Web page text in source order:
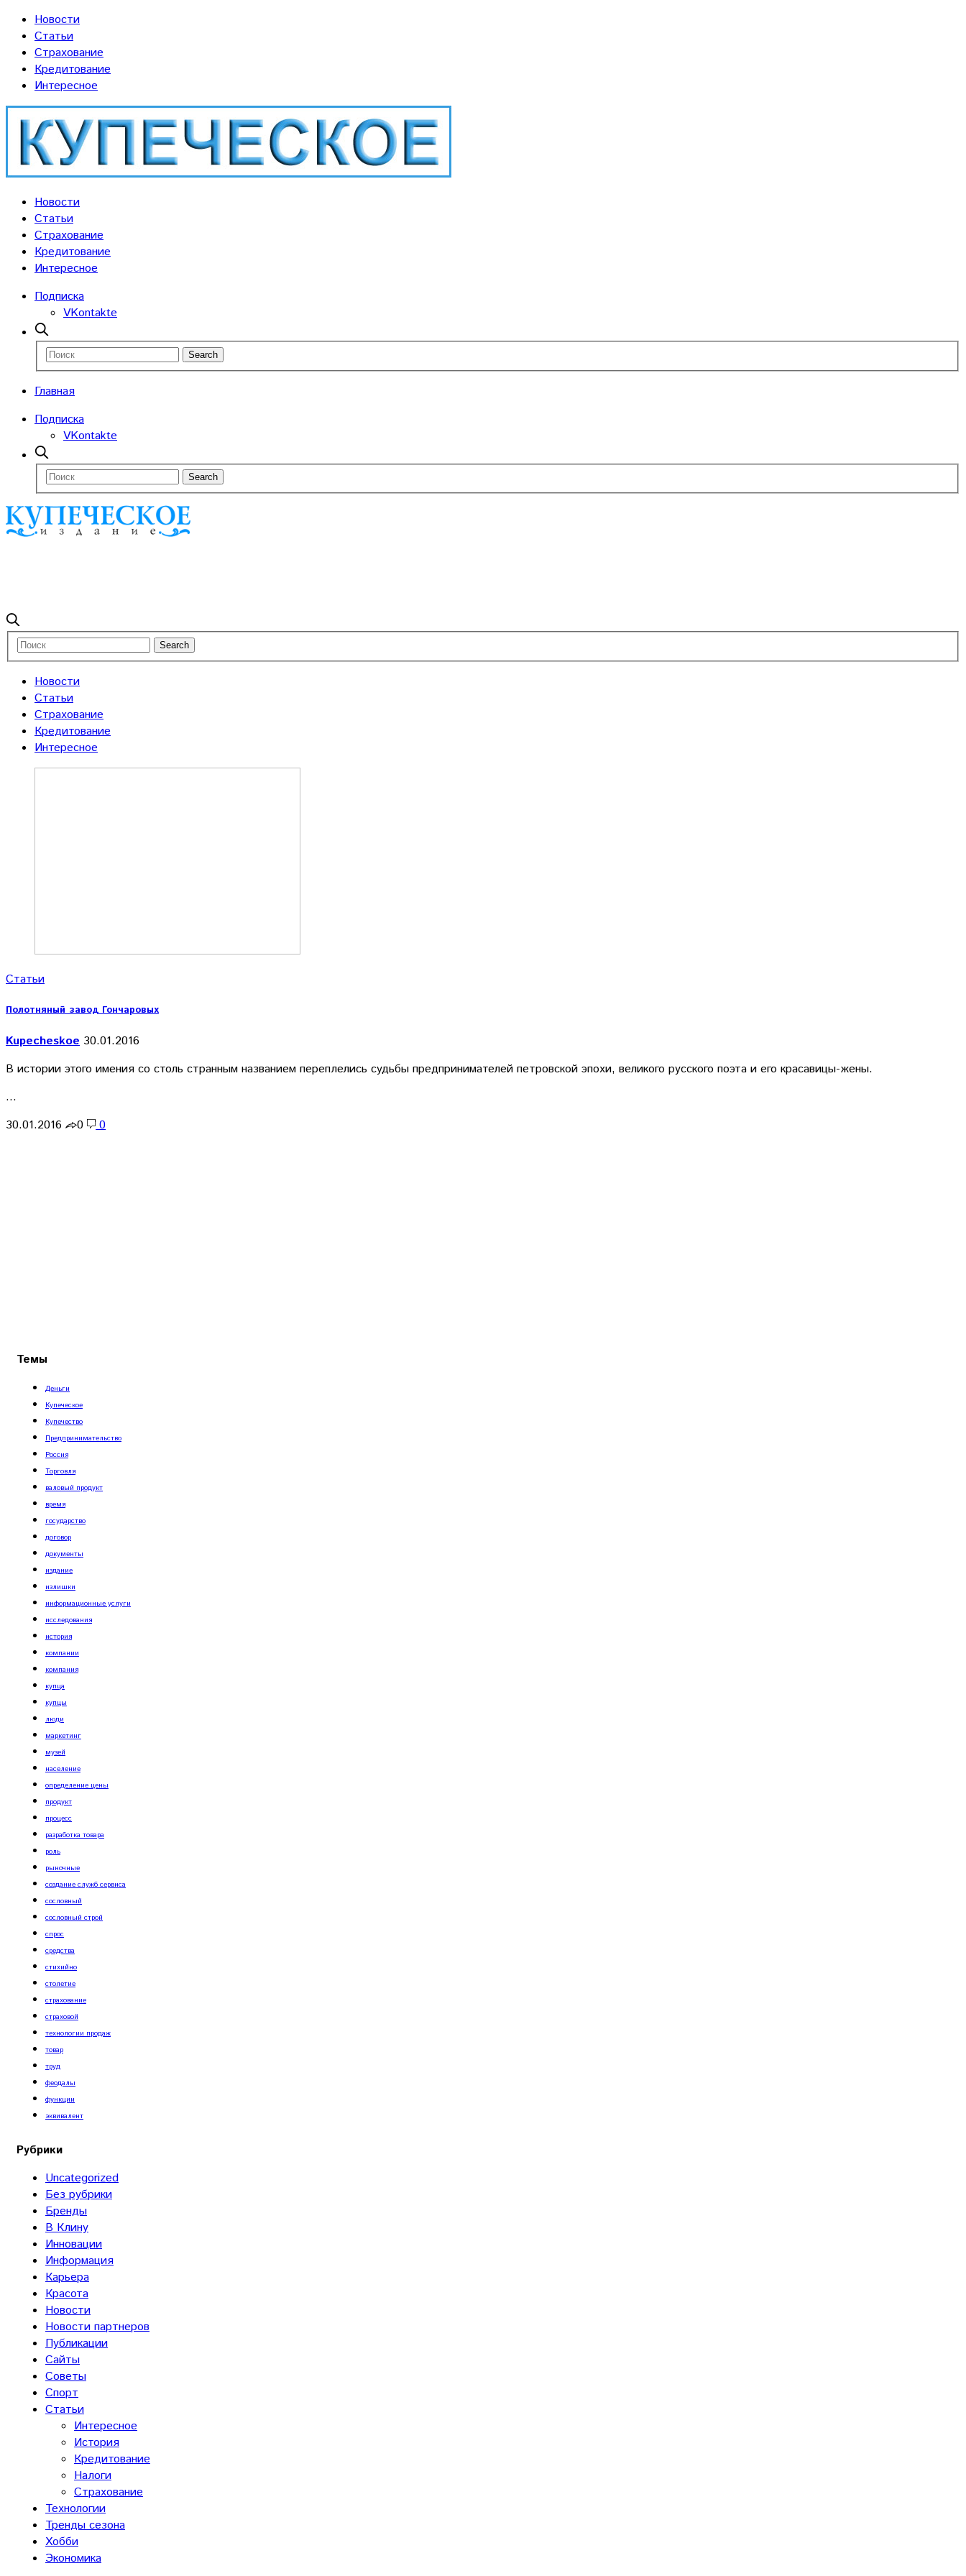
Новости
Статьи
Страхование
Кредитование
Интересное
Новости
Статьи
Страхование
Кредитование
Интересное
Подписка
VKontakte
Главная
Подписка
VKontakte
Новости
Статьи
Страхование
Кредитование
Интересное
Статьи
Полотняный завод Гончаровых
Kupecheskoe 30.01.2016
В истории этого имения со столь странным названием переплелись судьбы предпринимателей петровской эпохи, великого русского поэта и его красавицы-жены.
…
30.01.2016
0 0
Темы
Деньги
Купеческое
Купечество
Предпринимательство
Россия
Торговля
валовый продукт
время
государство
договор
документы
издание
излишки
информационные услуги
исследования
история
компании
компания
купца
купцы
люди
маркетинг
музей
население
определение цены
продукт
процесс
разработка товара
роль
рыночные
создание служб сервиса
сословный
сословный строй
спрос
средства
стихийно
столетие
страхование
страховой
технологии продаж
товар
труд
феодалы
функции
эквивалент
Рубрики
Uncategorized
Без рубрики
Бренды
В Клину
Инновации
Информация
Карьера
Красота
Новости
Новости партнеров
Публикации
Сайты
Советы
Спорт
Статьи
Интересное
История
Кредитование
Налоги
Страхование
Технологии
Тренды сезона
Хобби
Экономика